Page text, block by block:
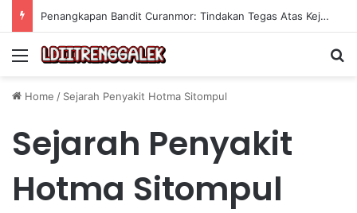
Penangkapan Bandit Curanmor: Tindakan Tegas Atas Kejahatan Sepeda Motor
Menu
Home / Sejarah Penyakit Hotma Sitompul
Sejarah Penyakit
Hotma Sitompul